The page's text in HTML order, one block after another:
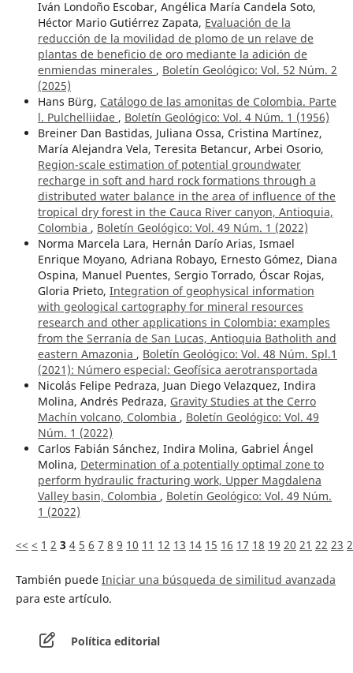
Iván Londoño Escobar, Angélica María Candela Soto,
Héctor Mario Gutiérrez Zapata, Evaluación de la
reducción de la movilidad de plomo de un relave de
plantas de beneficio de oro mediante la adición de
enmiendas minerales , Boletín Geológico: Vol. 52 Núm. 2
(2025)
Hans Bürg, Catálogo de las amonitas de Colombia. Parte
l. Pulchelliidae , Boletín Geológico: Vol. 4 Núm. 1 (1956)
Breiner Dan Bastidas, Juliana Ossa, Cristina Martínez,
María Alejandra Vela, Teresita Betancur, Arbei Osorio,
Region-scale estimation of potential groundwater
recharge in soft and hard rock formations through a
distributed water balance in the area of influence of the
tropical dry forest in the Cauca River canyon, Antioquia,
Colombia , Boletín Geológico: Vol. 49 Núm. 1 (2022)
Norma Marcela Lara, Hernán Darío Arias, Ismael
Enrique Moyano, Adriana Robayo, Ernesto Gómez, Diana
Ospina, Manuel Puentes, Sergio Torrado, Óscar Rojas,
Gloria Prieto, Integration of geophysical information
with geological cartography for mineral resources
research and other applications in Colombia: examples
from the Serranía de San Lucas, Antioquia Batholith and
eastern Amazonia , Boletín Geológico: Vol. 48 Núm. Spl.1
(2021): Número especial: Geofísica aerotransportada
Nicolás Felipe Pedraza, Juan Diego Velazquez, Indira
Molina, Andrés Pedraza, Gravity Studies at the Cerro
Machín volcano, Colombia , Boletín Geológico: Vol. 49
Núm. 1 (2022)
Carlos Fabián Sánchez, Indira Molina, Gabriel Ángel
Molina, Determination of a potentially optimal zone to
perform hydraulic fracturing work, Upper Magdalena
Valley basin, Colombia , Boletín Geológico: Vol. 49 Núm.
1 (2022)
<< < 1 2 3 4 5 6 7 8 9 10 11 12 13 14 15 16 17 18 19 20 21 22 23
También puede Iniciar una búsqueda de similitud avanzada
para este artículo.
Política editorial